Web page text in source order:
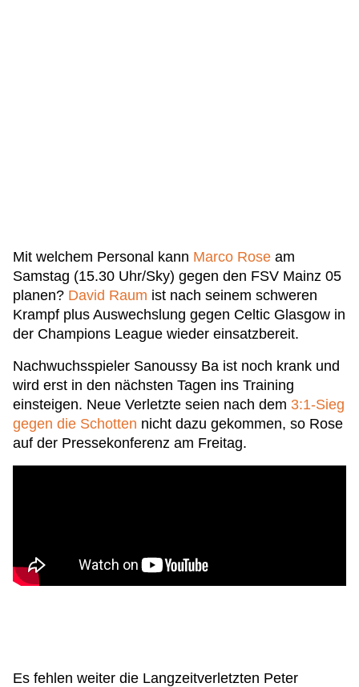
Mit welchem Personal kann Marco Rose am
Samstag (15.30 Uhr/Sky) gegen den FSV Mainz 05
planen? David Raum ist nach seinem schweren
Krampf plus Auswechslung gegen Celtic Glasgow in
der Champions League wieder einsatzbereit.
Nachwuchsspieler Sanoussy Ba ist noch krank und
wird erst in den nächsten Tagen ins Training
einsteigen. Neue Verletzte seien nach dem 3:1-Sieg
gegen die Schotten nicht dazu gekommen, so Rose
auf der Pressekonferenz am Freitag.
Es fehlen weiter die Langzeitverletzten Peter